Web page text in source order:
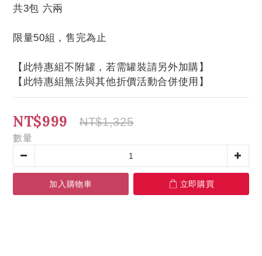
共3包 六兩
限量50組，售完為止
【此特惠組不附罐，若需罐裝請另外加購】
【此特惠組無法與其他折價活動合併使用】
NT$999 NT$1,325
數量
加入購物車 立即購買